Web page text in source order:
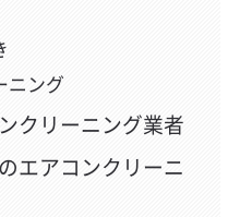
ニング
クリーニング業者
エアコンクリーニ